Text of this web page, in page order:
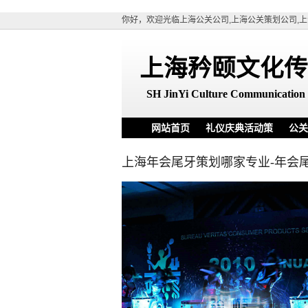
你好，欢迎光临上海公关公司,上海公关策划公司,
上海矜颐文化
SHJinYi Culture
网站首页
礼仪庆典活动策
公
上海年会尾牙策划哪家专业-年会